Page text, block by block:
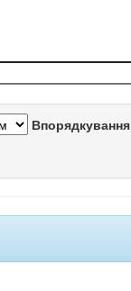
Впорядкування